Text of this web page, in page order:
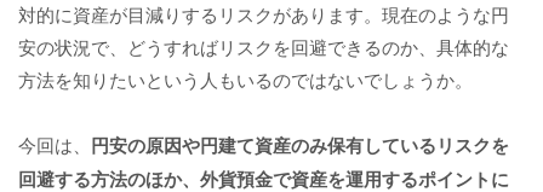
対的に資産が目減りするリスクがあります。現在のような円
安の状況で、どうすればリスクを回避できるのか、具体的な
方法を知りたいという人もいるのではないでしょうか。
今回は、 円安の原因や円建て資産のみ保有しているリスクを
回避する方法のほか、外貨預金で資産を運用するポイントに